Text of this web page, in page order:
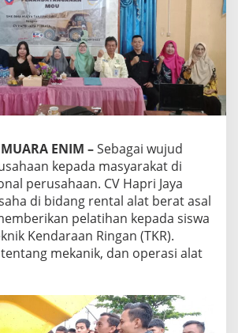
ENIM –Sebagai wujud
kepada masyarakat di
perusahaan. CV Hapri Jaya
di bidang rental alat berat asal
pelatihan kepada siswa
Kendaraan Ringan (TKR).
mekanik, dan operasi alat